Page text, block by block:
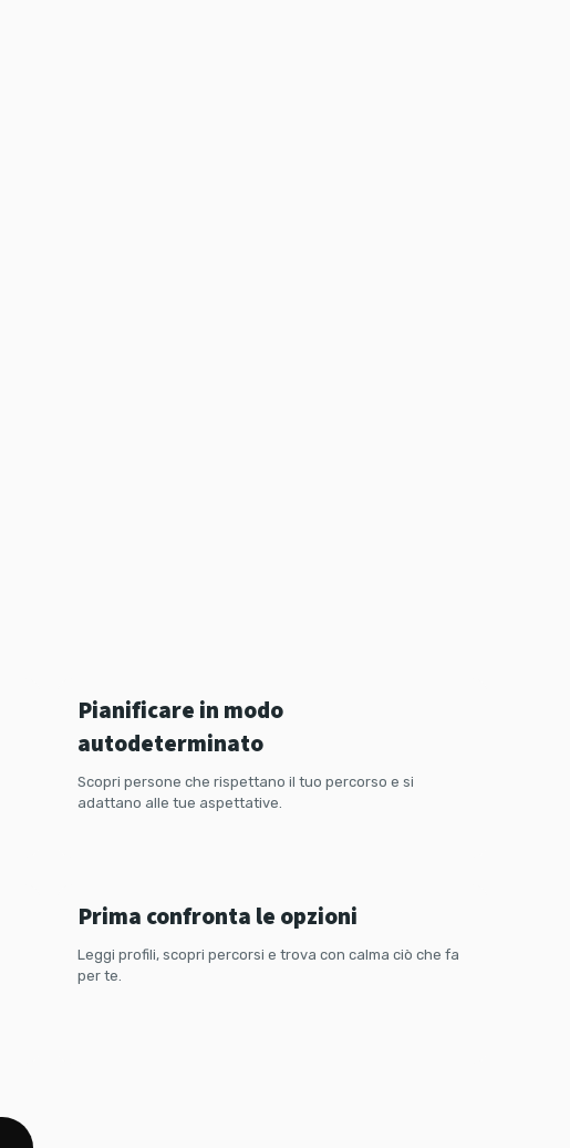
Pianificare in modo
autodeterminato
Scopri persone che rispettano il tuo percorso e si
adattano alle tue aspettative.
Ancora indeciso?
Prima confronta le opzioni
Leggi profili, scopri percorsi e trova con calma ciò che fa
per te.